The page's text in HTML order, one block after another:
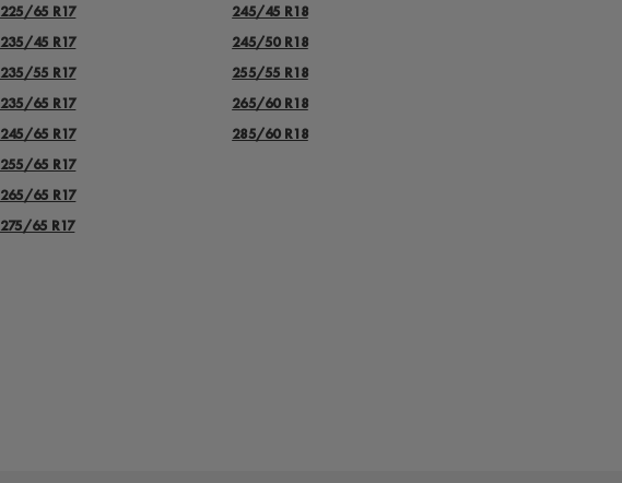
225/65 R17
235/45 R17
235/55 R17
235/65 R17
245/65 R17
255/65 R17
265/65 R17
275/65 R17
245/45 R18
245/50 R18
255/55 R18
265/60 R18
285/60 R18